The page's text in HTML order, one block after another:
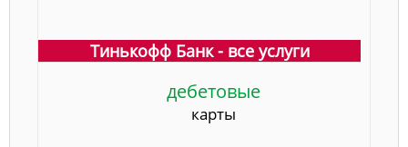
Тинькофф Банк - все услуги
дебетовые
карты